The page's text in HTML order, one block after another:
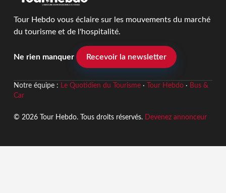
Tour Hebdo vous éclaire sur les mouvements du marché
du tourisme et de l'hospitalité.
Ne rien manquer Recevoir la newsletter
Notre équipe : Le Quotidien du Tourisme· Tour Hebdo· Bus &
Car
© 2026 Tour Hebdo. Tous droits réservés. Devenez annonceur